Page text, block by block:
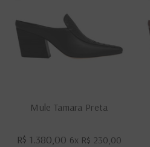
Mule Tamara Preta
R$ 1.380,00 6x R$ 230,00